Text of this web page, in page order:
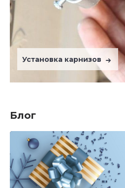
Установка карнизов
Блог